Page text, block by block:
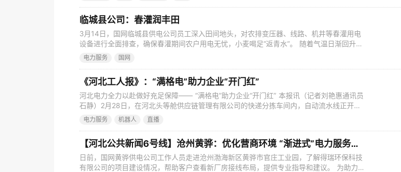
临城县公司：春灌润丰田
3月14日，国网临城县供电公司员工深入田间地头，对农排变压器、线路、机井等春灌用电
设备进行全面排查，确保春灌期间农户用电无忧，小麦喝足“返青水”。 随着气温日渐回升，
春灌农业用电负荷也在持续攀升。为保障春灌期间供电安全可靠，临城县公司采取多项措
电力服务 国网
《河北工人报》：“满格电”助力企业“开门红”
河北电力全力以赴做好充足保障—— “满格电”助力企业“开门红” 本报讯（记者刘艳惠通讯员
石静）2月28日，在河北头等舱供应链管理有限公司的快递分拣车间内，自动流水线正开足
马力分拣着来自全国各地的快递。国网保定市徐水区供电公司员工高轩、郝佳伟正认真检查
电力服务 机器人 直播
【河北公共新闻6号线】沧州黄骅：优化营商环境 “渐进式”电力服务助力重点项目早投产
日前，国网黄骅供电公司工作人员走进沧州渤海新区黄骅市官庄工业园，了解得瑞环保科技
有限公司的项目建设情况，帮助客户查看新厂房接线布局，提供专业指导和建议。 为助力